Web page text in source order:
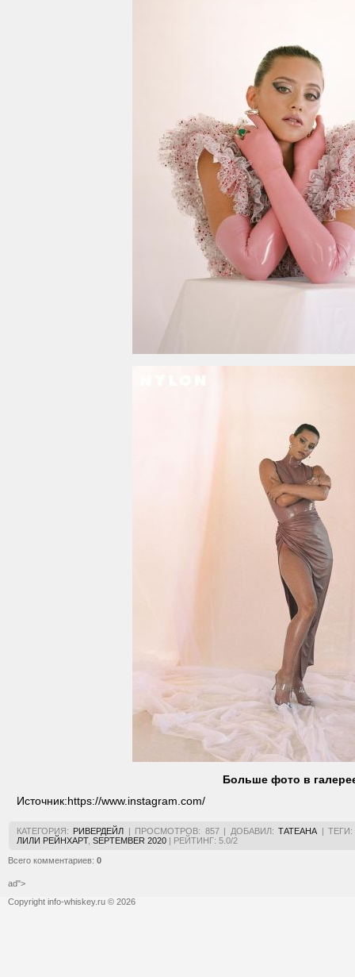
Больше фото в
Источник:https://www.instagram.com/
КАТЕГОРИЯ: РИВЕРДЕЙЛ | ПРОСМОТРОВ: 857 | ДОБАВИЛ: ТАТЕАНА |ТЕГИ:
ЛИЛИ РЕЙНХАРТ, SEPTEMBER 2020 | РЕЙТИНГ: 5.0/2
Всего комментариев: 0
ad">
Copyright info-whiskey.ru © 2026